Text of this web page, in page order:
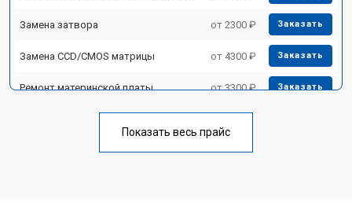
Замена затвора от 2300 ₽ Заказать
Замена CCD/CMOS матрицы от 4300 ₽ Заказать
Ремонт материнской платы от 3300 ₽ Заказать
Показать весь прайс